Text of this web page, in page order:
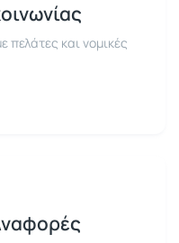
πελάτες και νομικές